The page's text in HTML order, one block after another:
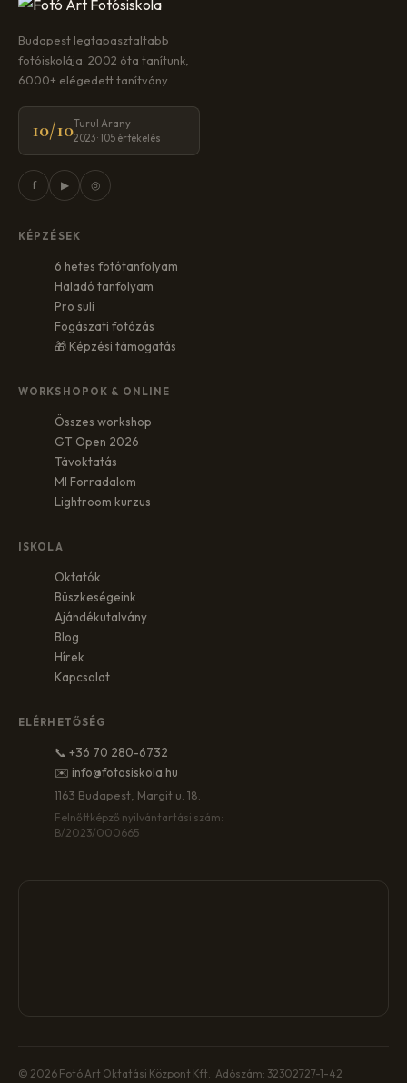
Budapest legtapasztaltabb
fotóiskolája. 2002 óta tanítunk,
6000+ elégedett tanítvány.
10/10Turul Arany
2023 · 105 értékelés
f ▶ ◎
KÉPZÉSEK
6 hetes fotótanfolyam
Haladó tanfolyam
Pro suli
Fogászati fotózás
🎁 Képzési támogatás
WORKSHOPOK & ONLINE
Összes workshop
GT Open 2026
Távoktatás
MI Forradalom
Lightroom kurzus
ISKOLA
Oktatók
Büszkeségeink
Ajándékutalvány
Blog
Hírek
Kapcsolat
ELÉRHETŐSÉG
📞 +36 70 280-6732
✉️ info@fotosiskola.hu
1163 Budapest, Margit u. 18.
Felnőttképző nyilvántartási szám:
B/2023/000665
© 2026 Fotó Art Oktatási Központ Kft. · Adószám: 32302727-1-42